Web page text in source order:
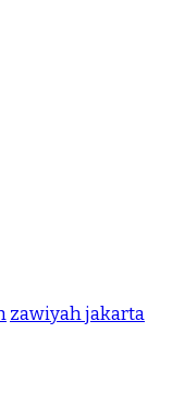
zawiyah jakarta